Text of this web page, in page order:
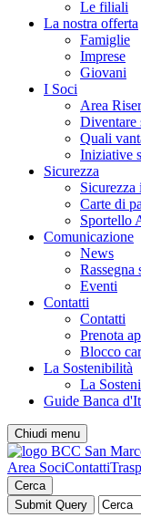
Le filiali
La nostra offerta
Famiglie
Imprese
Giovani
I Soci
Area
Diventare
Quali
Iniziative
Sicurezza
Sicurezza
Carte di
Sportello
Comunicazione
News
Rassegna
Eventi
Contatti
Contatti
Prenota
Blocco
La Sostenibilità
La
Guide Banca
Chiudi menu
Area SociContatti
Cerca